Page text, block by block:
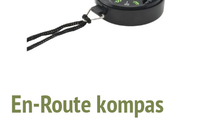
En-Route kompas